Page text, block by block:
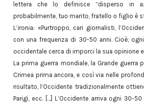
lettera che lo definisce “disperso in
probabilmente, tuo marito, fratello o figlio è
L’ironia: «Purtroppo, cari giornalisti,
con una frequenza di 30-50 anni. Cioè,
occidentale cerca di imporci la sua opinione
La prima guerra mondiale, la Grande guerra
Crimea prima ancora, e così via nelle
risultato, l’Occidente tradizionalmente
Parigi, ecc. […] L’Occidente arriva ogni 30-